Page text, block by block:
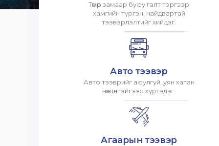
Төмөр замаар буюу галт тэргээр
хамгийн түргэн, найдвартай
тээвэрлэлтийг хийдэг.
Авто тээвэр
Авто тээврийг аюулгүй, уян хатан
нөхцөлтэйгээр хүргэдэг.
Агаарын тээвэр